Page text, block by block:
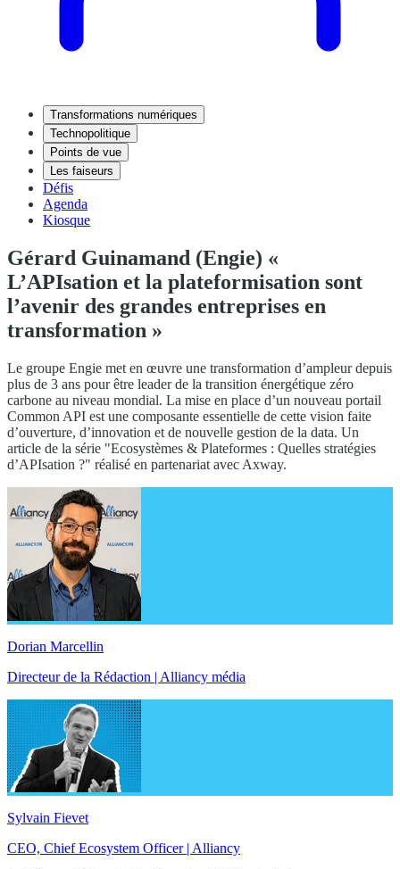
Transformations numériques
Technopolitique
Points de vue
Les faiseurs
Défis
Agenda
Kiosque
Gérard Guinamand (Engie) «
L’APIsation et la plateformisation sont
l’avenir des grandes entreprises en
transformation »
Le groupe Engie met en œuvre une transformation d’ampleur depuis
plus de 3 ans pour être leader de la transition énergétique zéro
carbone au niveau mondial. La mise en place d’un nouveau portail
Common API est une composante essentielle de cette vision faite
d’ouverture, d’innovation et de nouvelle gestion de la data. Un
article de la série "Ecosystèmes & Plateformes : Quelles stratégies
d’APIsation ?" réalisé en partenariat avec Axway.
Dorian Marcellin
Directeur de la Rédaction | Alliancy média
Sylvain Fievet
CEO, Chief Ecosystem Officer | Alliancy